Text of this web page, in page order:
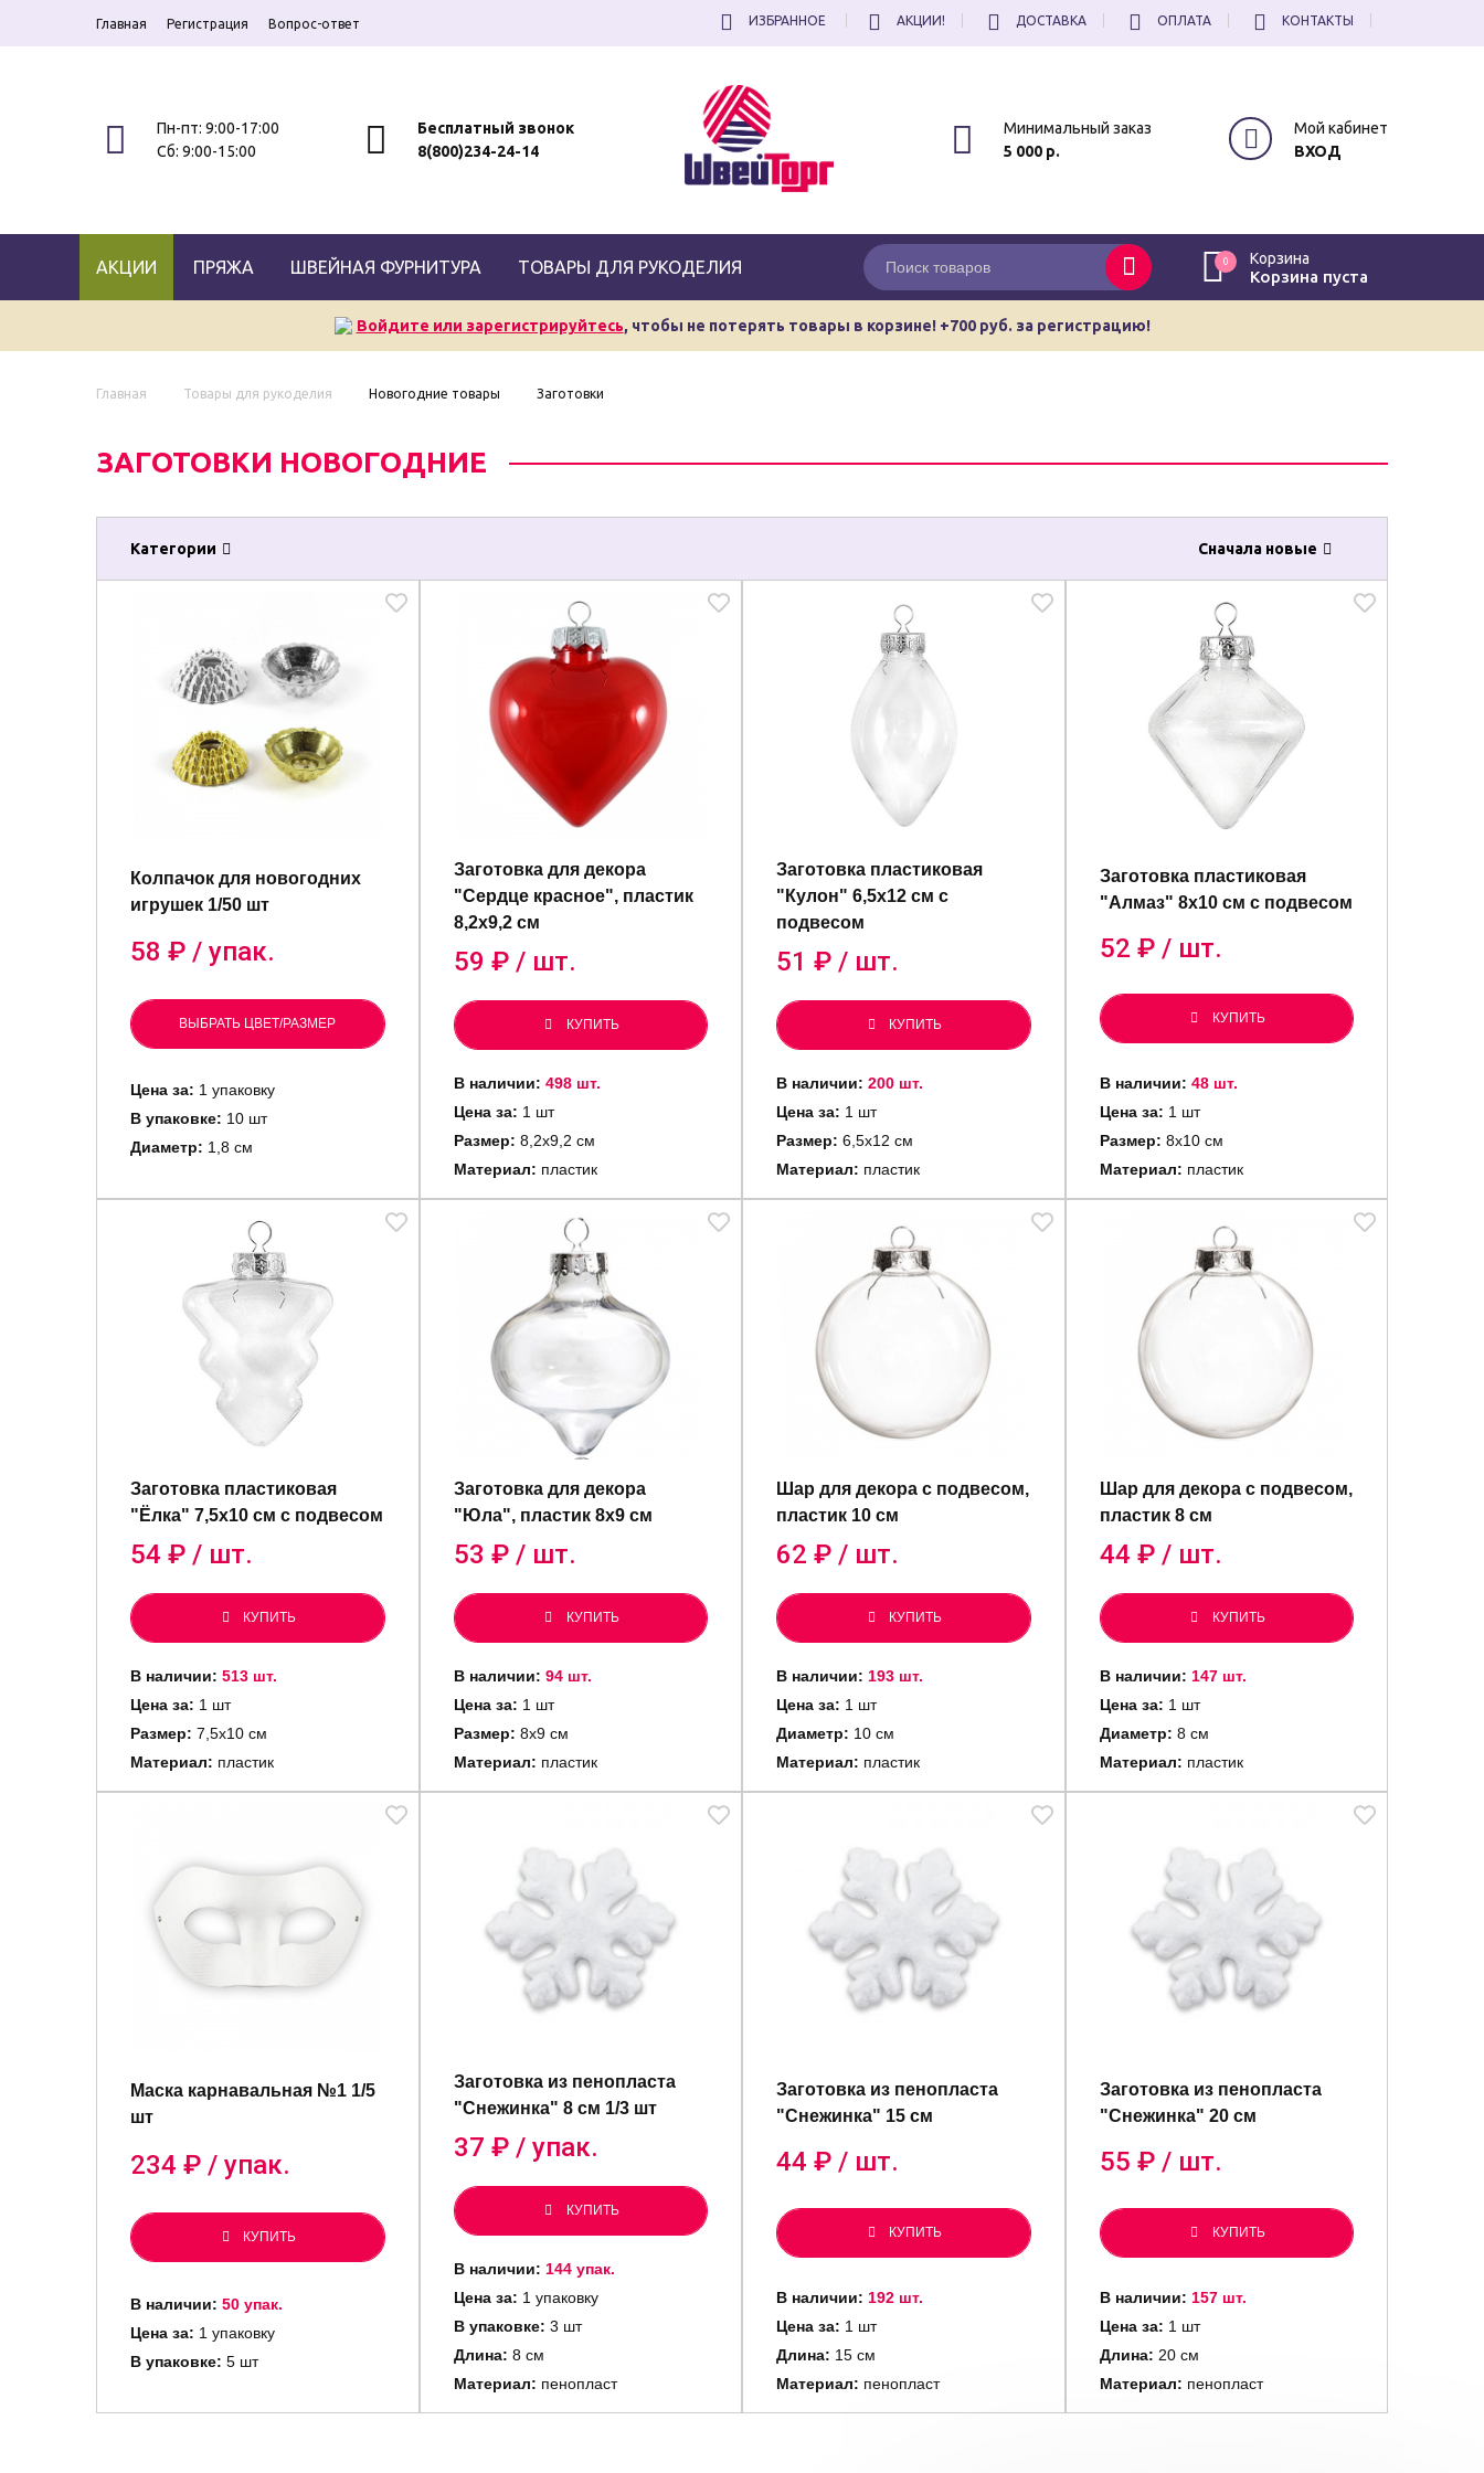
Главная Регистрация Вопрос-ответ ИЗБРАННОЕ АКЦИИ! ДОСТАВКА ОПЛАТА КОНТАКТЫ
Пн-пт: 9:00-17:00
Сб: 9:00-15:00
Бесплатный звонок
8(800)234-24-14
Минимальный заказ
5 000 р.
Мой кабинет
ВХОД
АКЦИИ ПРЯЖА ШВЕЙНАЯ ФУРНИТУРА ТОВАРЫ ДЛЯ РУКОДЕЛИЯ 0 Корзина
Корзина пуста
Войдите или зарегистрируйтесь, чтобы не потерять товары в корзине! +700 руб. за регистрацию!
Главная Товары для рукоделия Новогодние товары Заготовки
ЗАГОТОВКИ НОВОГОДНИЕ
Категории Сначала новые
Колпачок для новогодних
игрушек 1/50 шт
58 ₽ / упак.
ВЫБРАТЬ ЦВЕТ/РАЗМЕР
Цена за: 1 упаковку
В упаковке: 10 шт
Диаметр: 1,8 см
Заготовка для декора
"Сердце красное", пластик
8,2x9,2 см
59 ₽ / шт.
КУПИТЬ
В наличии: 498 шт.
Цена за: 1 шт
Размер: 8,2х9,2 см
Материал: пластик
Заготовка пластиковая
"Кулон" 6,5х12 см с
подвесом
51 ₽ / шт.
КУПИТЬ
В наличии: 200 шт.
Цена за: 1 шт
Размер: 6,5х12 см
Материал: пластик
Заготовка пластиковая
"Алмаз" 8х10 см с подвесом
52 ₽ / шт.
КУПИТЬ
В наличии: 48 шт.
Цена за: 1 шт
Размер: 8х10 см
Материал: пластик
Заготовка пластиковая
"Ёлка" 7,5х10 см с подвесом
54 ₽ / шт.
КУПИТЬ
В наличии: 513 шт.
Цена за: 1 шт
Размер: 7,5х10 см
Материал: пластик
Заготовка для декора
"Юла", пластик 8x9 см
53 ₽ / шт.
КУПИТЬ
В наличии: 94 шт.
Цена за: 1 шт
Размер: 8х9 см
Материал: пластик
Шар для декора с подвесом,
пластик 10 см
62 ₽ / шт.
КУПИТЬ
В наличии: 193 шт.
Цена за: 1 шт
Диаметр: 10 см
Материал: пластик
Шар для декора с подвесом,
пластик 8 см
44 ₽ / шт.
КУПИТЬ
В наличии: 147 шт.
Цена за: 1 шт
Диаметр: 8 см
Материал: пластик
Маска карнавальная №1 1/5
шт
234 ₽ / упак.
КУПИТЬ
В наличии: 50 упак.
Цена за: 1 упаковку
В упаковке: 5 шт
Заготовка из пенопласта
"Снежинка" 8 см 1/3 шт
37 ₽ / упак.
КУПИТЬ
В наличии: 144 упак.
Цена за: 1 упаковку
В упаковке: 3 шт
Длина: 8 см
Материал: пенопласт
Заготовка из пенопласта
"Снежинка" 15 см
44 ₽ / шт.
КУПИТЬ
В наличии: 192 шт.
Цена за: 1 шт
Длина: 15 см
Материал: пенопласт
Заготовка из пенопласта
"Снежинка" 20 см
55 ₽ / шт.
КУПИТЬ
В наличии: 157 шт.
Цена за: 1 шт
Длина: 20 см
Материал: пенопласт